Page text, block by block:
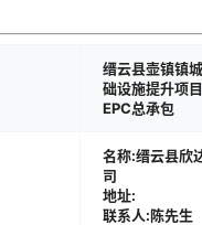
缙云县壶镇镇
础设施提升项
EPC总承包
名称:缙云县欣
司
地址:
联系人:陈先生